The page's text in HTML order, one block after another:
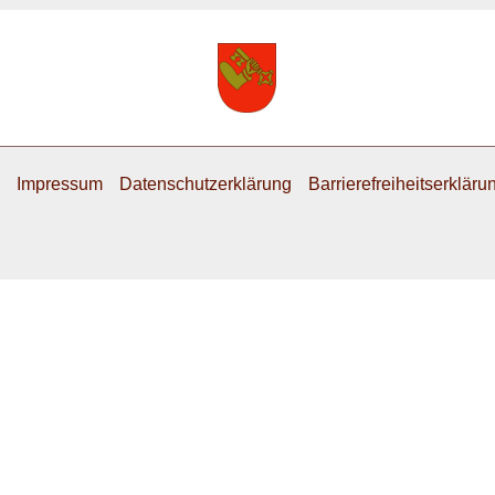
Impressum Datenschutzerklärung